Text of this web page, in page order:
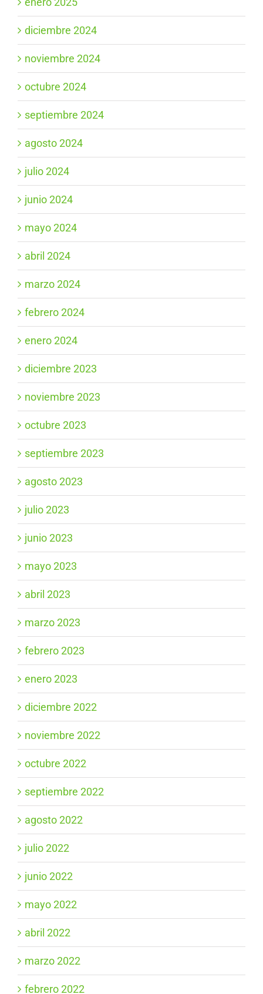
diciembre 2024
noviembre 2024
octubre 2024
septiembre 2024
agosto 2024
julio 2024
junio 2024
mayo 2024
abril 2024
marzo 2024
febrero 2024
enero 2024
diciembre 2023
noviembre 2023
octubre 2023
septiembre 2023
agosto 2023
julio 2023
junio 2023
mayo 2023
abril 2023
marzo 2023
febrero 2023
enero 2023
diciembre 2022
noviembre 2022
octubre 2022
septiembre 2022
agosto 2022
julio 2022
junio 2022
mayo 2022
abril 2022
marzo 2022
febrero 2022